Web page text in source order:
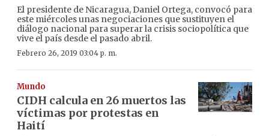
El presidente de Nicaragua, Daniel Ortega, convocó para
este miércoles unas negociaciones que sustituyen el
diálogo nacional para superar la crisis sociopolítica que
vive el país desde el pasado abril.
Febrero 26, 2019 03:04 p. m.
Mundo
CIDH calcula en 26 muertos las
víctimas por protestas en
Haití